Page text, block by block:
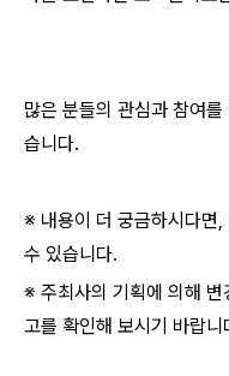
많은 분들의 관심과 참여를
습니다.
※ 내용이 더 궁금하시다면,
수 있습니다.
※ 주최사의 기획에 의해 변
고를 확인해 보시기 바랍니